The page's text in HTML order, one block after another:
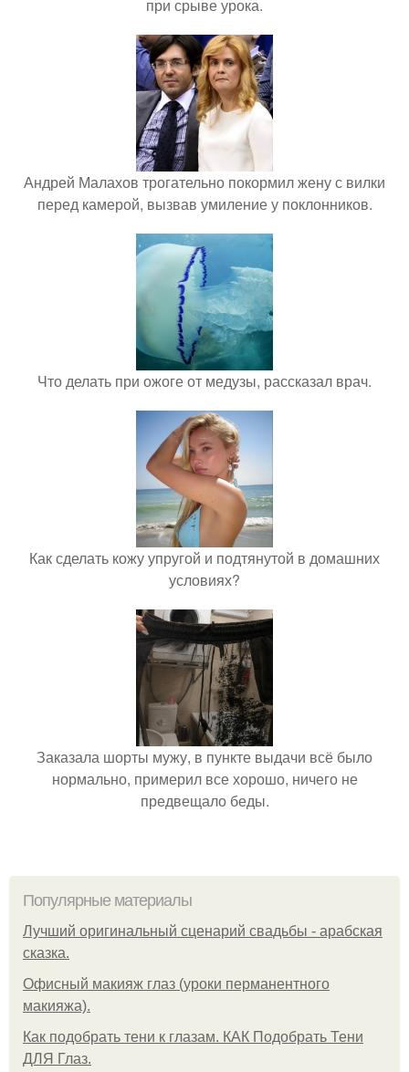
при срыве урока.
Андрей Малахов трогательно покормил жену с вилки
перед камерой, вызвав умиление у поклонников.
Что делать при ожоге от медузы, рассказал врач.
Как сделать кожу упругой и подтянутой в домашних
условиях?
Заказала шорты мужу, в пункте выдачи всё было
нормально, примерил все хорошо, ничего не
предвещало беды.
Популярные материалы
Лучший оригинальный сценарий свадьбы - арабская
сказка.
Офисный макияж глаз (уроки перманентного
макияжа).
Как подобрать тени к глазам. КАК Подобрать Тени
ДЛЯ Глаз.